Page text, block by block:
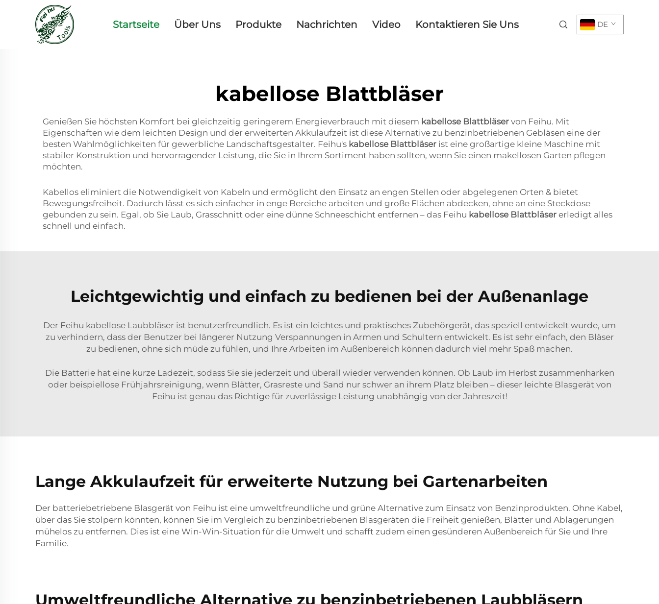
Startseite Über Uns Produkte Nachrichten Video Kontaktieren Sie Uns DE
kabellose Blattbläser
Genießen Sie höchsten Komfort bei gleichzeitig geringerem Energieverbrauch mit diesem kabellose Blattbläser von Feihu. Mit
Eigenschaften wie dem leichten Design und der erweiterten Akkulaufzeit ist diese Alternative zu benzinbetriebenen Gebläsen eine der
besten Wahlmöglichkeiten für gewerbliche Landschaftsgestalter. Feihu's kabellose Blattbläser ist eine großartige kleine Maschine mit
stabiler Konstruktion und hervorragender Leistung, die Sie in Ihrem Sortiment haben sollten, wenn Sie einen makellosen Garten pflegen
möchten.
Kabellos eliminiert die Notwendigkeit von Kabeln und ermöglicht den Einsatz an engen Stellen oder abgelegenen Orten & bietet
Bewegungsfreiheit. Dadurch lässt es sich einfacher in enge Bereiche arbeiten und große Flächen abdecken, ohne an eine Steckdose
gebunden zu sein. Egal, ob Sie Laub, Grasschnitt oder eine dünne Schneeschicht entfernen – das Feihu kabellose Blattbläser erledigt alles
schnell und einfach.
Leichtgewichtig und einfach zu bedienen bei der Außenanlage
Der Feihu kabellose Laubbläser ist benutzerfreundlich. Es ist ein leichtes und praktisches Zubehörgerät, das speziell entwickelt wurde, um
zu verhindern, dass der Benutzer bei längerer Nutzung Verspannungen in Armen und Schultern entwickelt. Es ist sehr einfach, den Bläser
zu bedienen, ohne sich müde zu fühlen, und Ihre Arbeiten im Außenbereich können dadurch viel mehr Spaß machen.
Die Batterie hat eine kurze Ladezeit, sodass Sie sie jederzeit und überall wieder verwenden können. Ob Laub im Herbst zusammenharken
oder beispiellose Frühjahrsreinigung, wenn Blätter, Grasreste und Sand nur schwer an ihrem Platz bleiben – dieser leichte Blasgerät von
Feihu ist genau das Richtige für zuverlässige Leistung unabhängig von der Jahreszeit!
Lange Akkulaufzeit für erweiterte Nutzung bei Gartenarbeiten
Der batteriebetriebene Blasgerät von Feihu ist eine umweltfreundliche und grüne Alternative zum Einsatz von Benzinprodukten. Ohne Kabel,
über das Sie stolpern könnten, können Sie im Vergleich zu benzinbetriebenen Blasgeräten die Freiheit genießen, Blätter und Ablagerungen
mühelos zu entfernen. Dies ist eine Win-Win-Situation für die Umwelt und schafft zudem einen gesünderen Außenbereich für Sie und Ihre
Familie.
Umweltfreundliche Alternative zu benzinbetriebenen Laubbläsern